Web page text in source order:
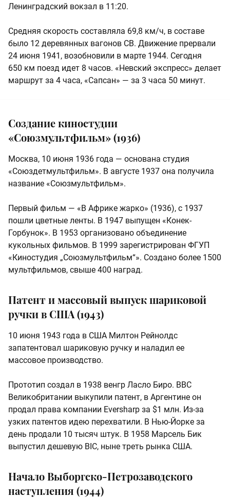
Ленинградский вокзал в 11:20.
Средняя скорость составляла 69,8 км/ч, в составе
было 12 деревянных вагонов СВ. Движение прервали
24 июня 1941, возобновили в марте 1944. Сегодня
650 км поезд идет 8 часов. «Невский экспресс» делает
маршрут за 4 часа, «Сапсан» — за 3 часа 50 минут.
Создание киностудии
«Союзмультфильм» (1936)
Москва, 10 июня 1936 года — основана студия
«Союздетмультфильм». В августе 1937 она получила
название «Союзмультфильм».
Первый фильм — «В Африке жарко» (1936), с 1937
пошли цветные ленты. В 1947 выпущен «Конек-
Горбунок». В 1953 организовано объединение
кукольных фильмов. В 1999 зарегистрирован ФГУП
«Киностудия „Союзмультфильм“». Создано более 1500
мультфильмов, свыше 400 наград.
Патент и массовый выпуск шариковой
ручки в США (1943)
10 июня 1943 года в США Милтон Рейнолдс
запатентовал шариковую ручку и наладил ее
массовое производство.
Прототип создал в 1938 венгр Ласло Биро. ВВС
Великобритании выкупили патент, в Аргентине он
продал права компании Eversharp за $1 млн. Из-за
узких патентов идею перехватили. В Нью-Йорке за
день продали 10 тысяч штук. В 1958 Марсель Бик
выпустил дешевую BIC, ныне треть рынка США.
Начало Выборгско-Петрозаводского
наступления (1944)